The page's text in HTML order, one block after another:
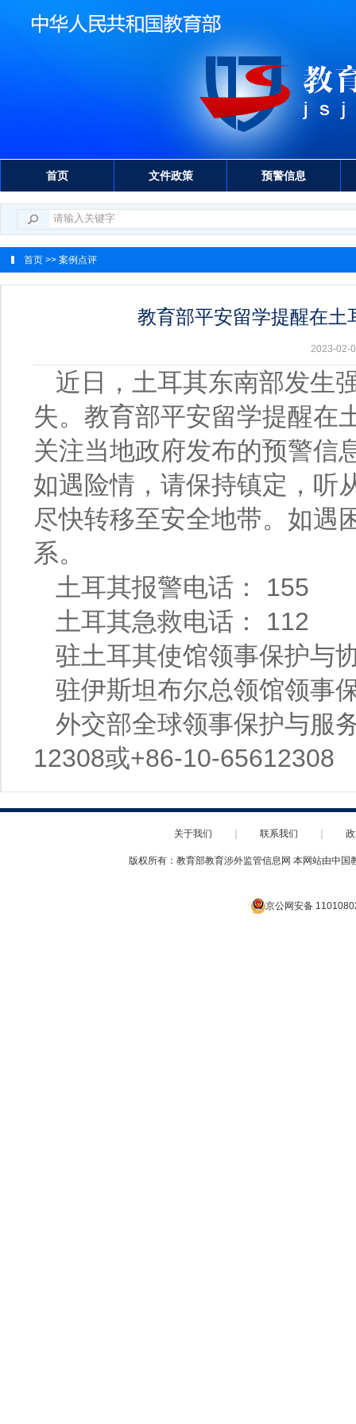
首页 文件政策 预警信息
首页 >> 案例点评
教育部平安留学提醒在土
2023-02-
近日，土耳其东南部发生
失。教育部平安留学提醒在
关注当地政府发布的预警信
如遇险情，请保持镇定，听
尽快转移至安全地带。如遇
系。
土耳其报警电话： 155
土耳其急救电话： 112
驻土耳其使馆领事保护与
驻伊斯坦布尔总领馆领事
外交部全球领事保护与服
12308或+86-10-65612308
关于我们 联系我们
版权所有：教育部教育涉外监管信息网 本网站由中
京公网安备